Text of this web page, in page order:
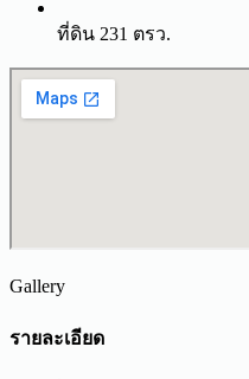
ที่ดิน 231 ตรว.
Gallery
รายละเอียด